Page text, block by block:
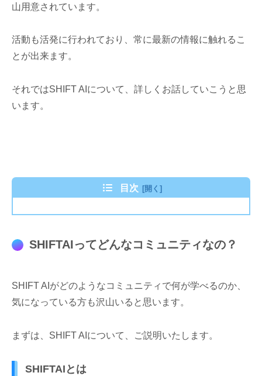
山用意されています。
活動も活発に行われており、常に最新の情報に触れるこ
とが出来ます。
それではSHIFT AIについて、詳しくお話していこうと思
います。
目次
SHIFTAIってどんなコミュニティなの？
SHIFT AIがどのようなコミュニティで何が学べるのか、
気になっている方も沢山いると思います。
まずは、SHIFT AIについて、ご説明いたします。
SHIFTAIとは